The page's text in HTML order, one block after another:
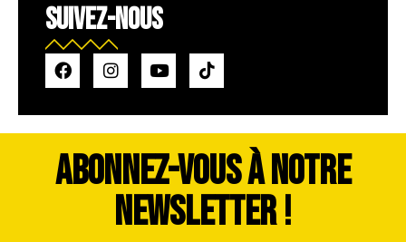
SUIVEZ-NOUS
ABONNEZ-VOUS À NOTRE
NEWSLETTER !